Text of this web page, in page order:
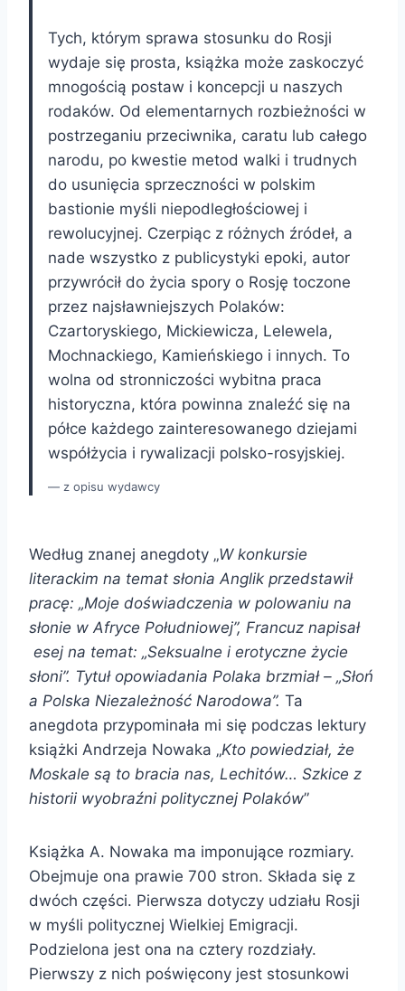
Tych, którym sprawa stosunku do Rosji
wydaje się prosta, książka może zaskoczyć
mnogością postaw i koncepcji u naszych
rodaków. Od elementarnych rozbieżności w
postrzeganiu przeciwnika, caratu lub całego
narodu, po kwestie metod walki i trudnych
do usunięcia sprzeczności w polskim
bastionie myśli niepodległościowej i
rewolucyjnej. Czerpiąc z różnych źródeł, a
nade wszystko z publicystyki epoki, autor
przywrócił do życia spory o Rosję toczone
przez najsławniejszych Polaków:
Czartoryskiego, Mickiewicza, Lelewela,
Mochnackiego, Kamieńskiego i innych. To
wolna od stronniczości wybitna praca
historyczna, która powinna znaleźć się na
półce każdego zainteresowanego dziejami
współżycia i rywalizacji polsko-rosyjskiej.
z opisu wydawcy
Według znanej anegdoty „W konkursie
literackim na temat słonia Anglik przedstawił
pracę: „Moje doświadczenia w polowaniu na
słonie w Afryce Południowej”, Francuz napisał
esej na temat: „Seksualne i erotyczne życie
słoni”. Tytuł opowiadania Polaka brzmiał – „Słoń
a Polska Niezależność Narodowa”. Ta
anegdota przypominała mi się podczas lektury
książki Andrzeja Nowaka „Kto powiedział, że
Moskale są to bracia nas, Lechitów… Szkice z
historii wyobraźni politycznej Polaków”
Książka A. Nowaka ma imponujące rozmiary.
Obejmuje ona prawie 700 stron. Składa się z
dwóch części. Pierwsza dotyczy udziału Rosji
w myśli politycznej Wielkiej Emigracji.
Podzielona jest ona na cztery rozdziały.
Pierwszy z nich poświęcony jest stosunkowi